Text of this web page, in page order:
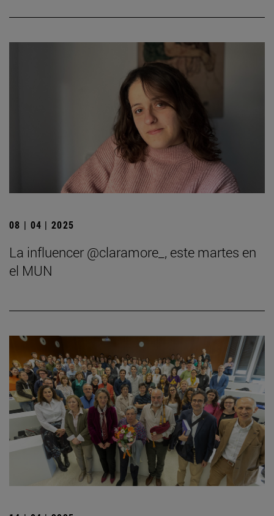
08 | 04 | 2025
La influencer @claramore_, este martes en
el MUN